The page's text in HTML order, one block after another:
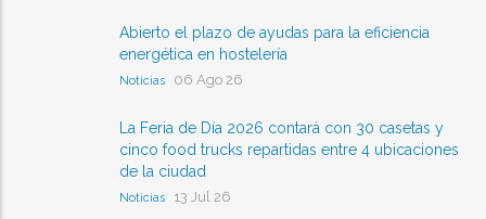
Abierto el plazo de ayudas para la eficiencia
energética en hostelería
Noticias 06 Ago 26
La Feria de Día 2026 contará con 30 casetas y
cinco food trucks repartidas entre 4 ubicaciones
de la ciudad
Noticias 13 Jul 26